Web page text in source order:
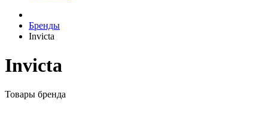
Бренды
Invicta
Invicta
Товары бренда